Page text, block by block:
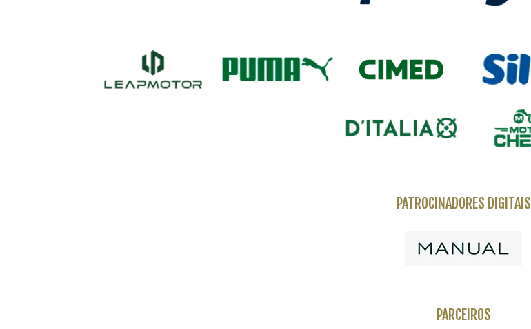
PATROCINADORES DIGITAIS
PARCEIROS